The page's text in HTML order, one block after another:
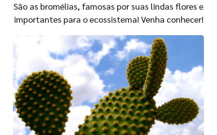
São as bromélias, famosas por suas lindas flores e
importantes para o ecossistema! Venha conhecer!